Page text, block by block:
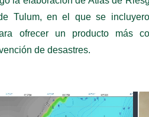
Tulum, en el que se
ofrecer un producto más
de desastres.